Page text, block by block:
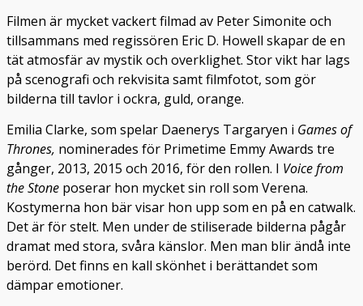
Filmen är mycket vackert filmad av Peter Simonite och
tillsammans med regissören Eric D. Howell skapar de en
tät atmosfär av mystik och overklighet. Stor vikt har lags
på scenografi och rekvisita samt filmfotot, som gör
bilderna till tavlor i ockra, guld, orange.
Emilia Clarke, som spelar Daenerys Targaryen i Games of
Thrones, nominerades för Primetime Emmy Awards tre
gånger, 2013, 2015 och 2016, för den rollen. I Voice from
the Stone poserar hon mycket sin roll som Verena.
Kostymerna hon bär visar hon upp som en på en catwalk.
Det är för stelt. Men under de stiliserade bilderna pågår
dramat med stora, svåra känslor. Men man blir ändå inte
berörd. Det finns en kall skönhet i berättandet som
dämpar emotioner.